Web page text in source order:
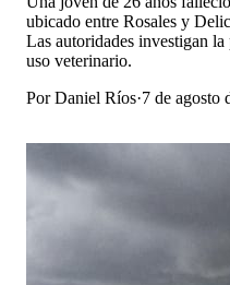
ubicado entre Rosales y
Las autoridades investigan la
uso veterinario.
PorDaniel Ríos·7 de agosto